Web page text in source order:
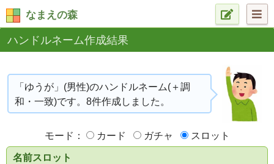
なまえの森
ハンドルネーム作成結果
「ゆうが」(男性)のハンドルネーム(＋調
和・一致)です。8件作成しました。
モード： カード ガチャ スロット
名前スロット